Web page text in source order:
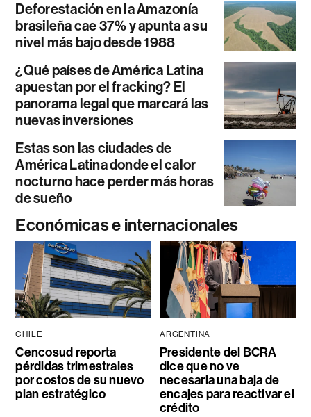
Deforestación en la Amazonía
brasileña cae 37% y apunta a su
nivel más bajo desde 1988
¿Qué países de América Latina
apuestan por el fracking? El
panorama legal que marcará las
nuevas inversiones
Estas son las ciudades de
América Latina donde el calor
nocturno hace perder más horas
de sueño
Económicas e internacionales
CHILE
Cencosud reporta
pérdidas trimestrales
por costos de su nuevo
plan estratégico
ARGENTINA
Presidente del BCRA
dice que no ve
necesaria una baja de
encajes para reactivar el
crédito